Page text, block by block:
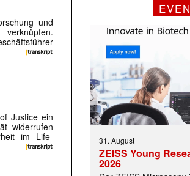
und
Justice ein
widerrufen
im Life-
31. August
ZEISS Young
2026